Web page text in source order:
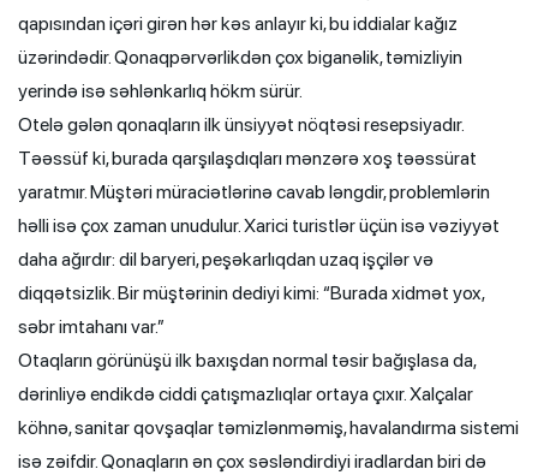
qapısından içəri girən hər kəs anlayır ki, bu iddialar kağız
üzərindədir. Qonaqpərvərlikdən çox biganəlik, təmizliyin
yerində isə səhlənkarlıq hökm sürür.
Otelə gələn qonaqların ilk ünsiyyət nöqtəsi resepsiyadır.
Təəssüf ki, burada qarşılaşdıqları mənzərə xoş təəssürat
yaratmır. Müştəri müraciətlərinə cavab ləngdir, problemlərin
həlli isə çox zaman unudulur. Xarici turistlər üçün isə vəziyyət
daha ağırdır: dil baryeri, peşəkarlıqdan uzaq işçilər və
diqqətsizlik. Bir müştərinin dediyi kimi: “Burada xidmət yox,
səbr imtahanı var.”
Otaqların görünüşü ilk baxışdan normal təsir bağışlasa da,
dərinliyə endikdə ciddi çatışmazlıqlar ortaya çıxır. Xalçalar
köhnə, sanitar qovşaqlar təmizlənməmiş, havalandırma sistemi
isə zəifdir. Qonaqların ən çox səsləndirdiyi iradlardan biri də